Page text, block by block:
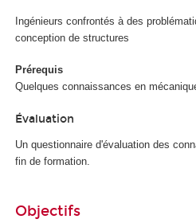
Ingénieurs confrontés à des
conception de structures
Prérequis
Quelques connaissances en
Évaluation
Un questionnaire d'évaluation des
fin de formation.
Objectifs